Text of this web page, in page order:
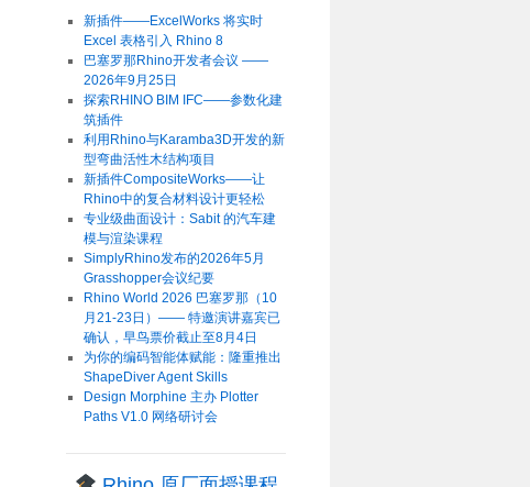
新插件——ExcelWorks 将实时
Excel 表格引入 Rhino 8
巴塞罗那Rhino开发者会议 ——
2026年9月25日
探索RHINO BIM IFC——参数化建
筑插件
利用Rhino与Karamba3D开发的新
型弯曲活性木结构项目
新插件CompositeWorks——让
Rhino中的复合材料设计更轻松
专业级曲面设计：Sabit 的汽车建
模与渲染课程
SimplyRhino发布的2026年5月
Grasshopper会议纪要
Rhino World 2026 巴塞罗那（10
月21-23日）—— 特邀演讲嘉宾已
确认，早鸟票价截止至8月4日
为你的编码智能体赋能：隆重推出
ShapeDiver Agent Skills
Design Morphine 主办 Plotter
Paths V1.0 网络研讨会